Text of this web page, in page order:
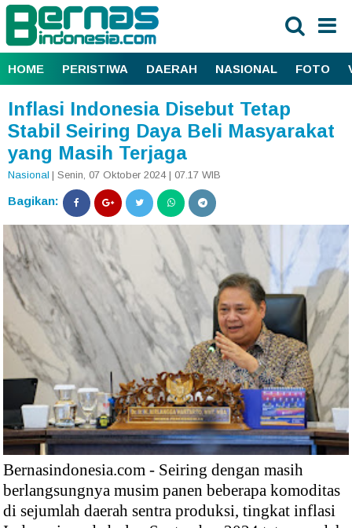
HOME PERISTIWA DAERAH NASIONAL FOTO
Inflasi Indonesia Disebut Tetap
Stabil Seiring Daya Beli Masyarakat
yang Masih Terjaga
Nasional | Senin, 07 Oktober 2024 | 07.17 WIB
Bagikan:
Bernasindonesia.com - Seiring dengan masih
berlangsungnya musim panen beberapa komoditas
di sejumlah daerah sentra produksi, tingkat inflasi